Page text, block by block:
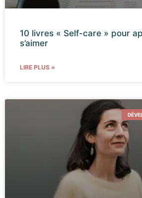
10 livres « Self-care » pour
s’aimer
LIRE PLUS »